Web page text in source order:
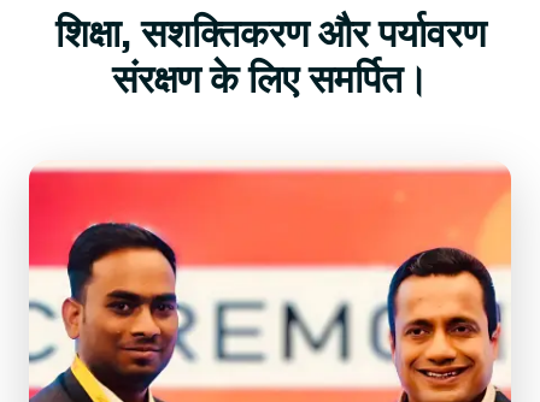
शिक्षा, सशक्तिकरण और पर्यावरण
संरक्षण के लिए समर्पित।